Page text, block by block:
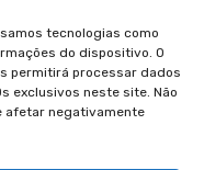
tecnologias como
do dispositivo. O
permitirá processar dados
exclusivos neste site. Não
afetar negativamente